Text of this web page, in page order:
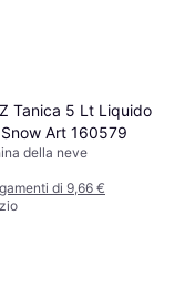
Tanica 5 Lt Liquido
Art 160579
della neve
di 9,66 €